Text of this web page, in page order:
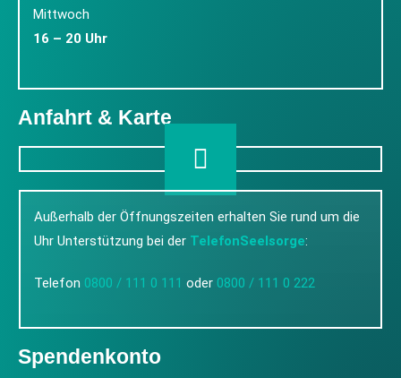
Mittwoch
16 – 20 Uhr
Anfahrt & Karte
Außerhalb der Öffnungszeiten erhalten Sie rund um die
Uhr Unterstützung bei der TelefonSeelsorge:
Telefon 0800 / 111 0 111 oder 0800 / 111 0 222
Spendenkonto